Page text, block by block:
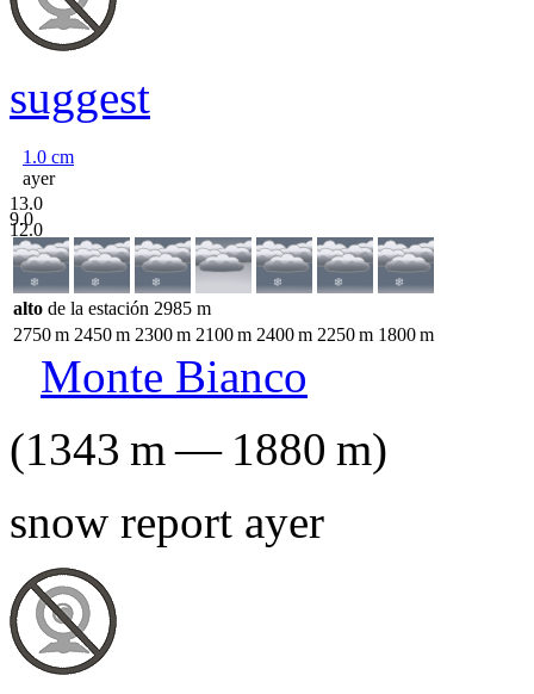
suggest
1.0 cm
ayer
13.0
9.0
12.0
alto de la estación 2985 m
2750m 2450m 2300m 2100m 2400m 2250m 1800m
Monte Bianco
(1343 m— 1880 m)
snow report ayer